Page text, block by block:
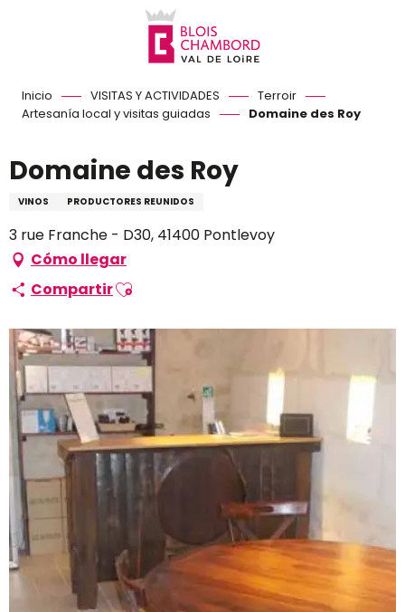
Inicio VISITAS Y ACTIVIDADES
Terroir
Artesanía local y visitas guiadas
Domaine des Roy
Domaine des Roy
VINOS PRODUCTORES REUNIDOS
3 rue Franche - D30, 41400 Pontlevoy
Cómo llegar
CompartirAjouter aux favoris